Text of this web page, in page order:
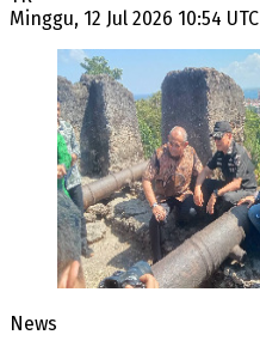
Minggu, 12 Jul 2026 10:54 UTC
News